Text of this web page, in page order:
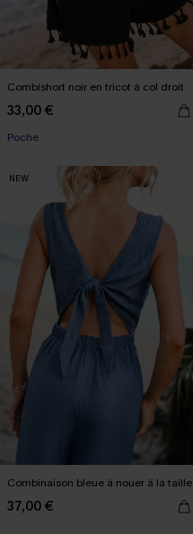
Combishort noir en tricot à col droit
33,00 €
Poche
NEW
Combinaison bleue à nouer à la taille
37,00 €